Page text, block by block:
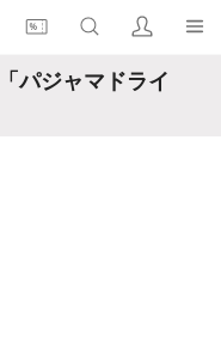
パジャマドライ